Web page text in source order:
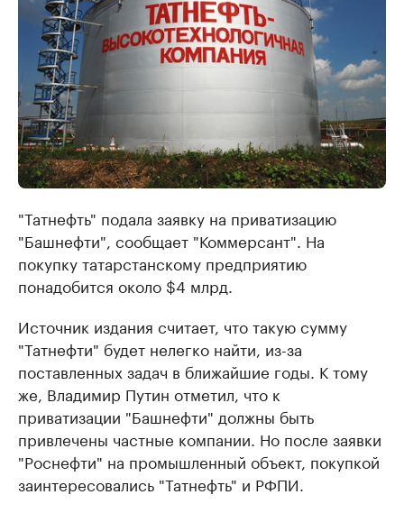
"Татнефть" подала заявку на приватизацию
"Башнефти", сообщает "Коммерсант". На
покупку татарстанскому предприятию
понадобится ​около $4 млрд.
Источник издания считает, что такую сумму
"Татнефти" будет нелегко найти, из-за
поставленных задач в ближайшие годы. К тому
же, Владимир Путин отметил, что к
приватизации "Башнефти" должны быть
привлечены частные компании. Но после заявки
"Роснефти" на промышленный объект, покупкой
заинтересовались "Татнефть" и РФПИ.